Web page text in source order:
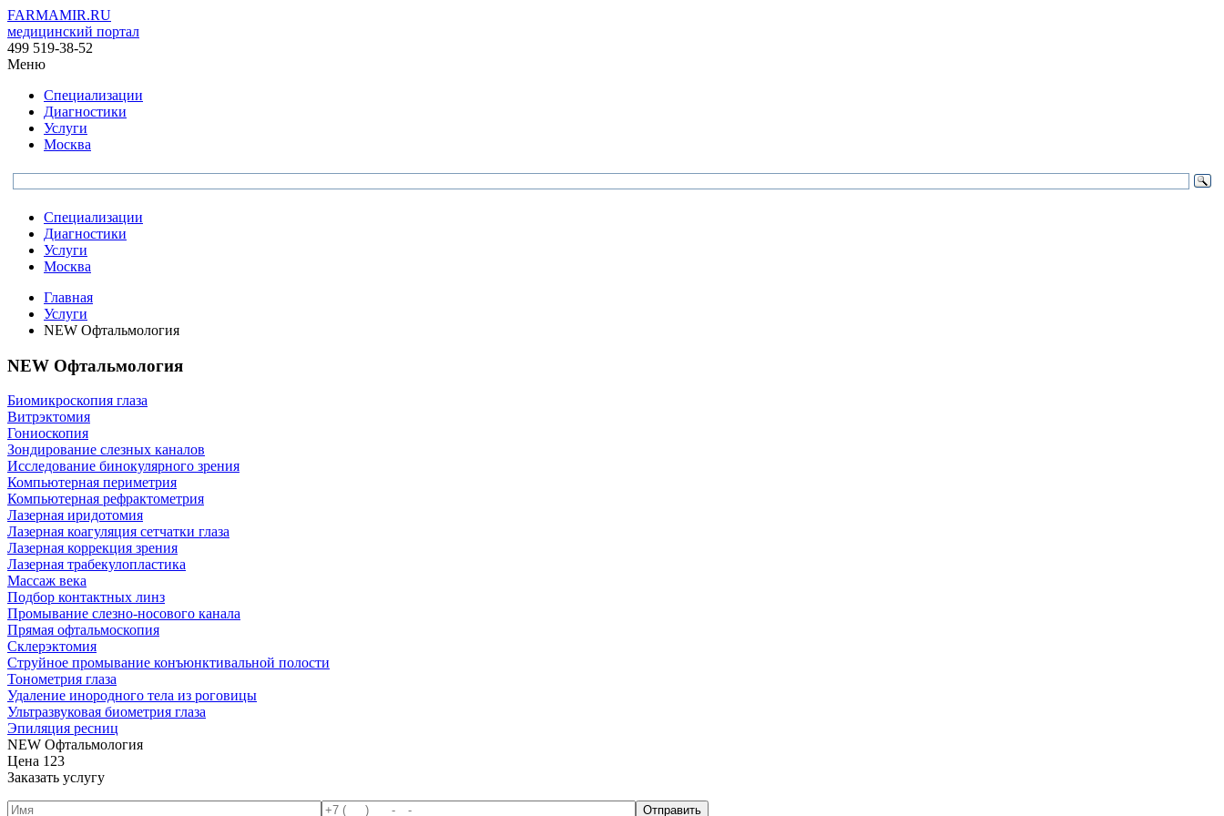
FARMAMIR.RU
медицинский портал
499 519-38-52
Меню
Специализации
Диагностики
Услуги
Москва
Специализации
Диагностики
Услуги
Москва
Главная
Услуги
NEW Офтальмология
NEW Офтальмология
Биомикроскопия глаза
Витрэктомия
Гониоскопия
Зондирование слезных каналов
Исследование бинокулярного зрения
Компьютерная периметрия
Компьютерная рефрактометрия
Лазерная иридотомия
Лазерная коагуляция сетчатки глаза
Лазерная коррекция зрения
Лазерная трабекулопластика
Массаж века
Подбор контактных линз
Промывание слезно-носового канала
Прямая офтальмоскопия
Склерэктомия
Струйное промывание конъюнктивальной полости
Тонометрия глаза
Удаление инородного тела из роговицы
Ультразвуковая биометрия глаза
Эпиляция ресниц
NEW Офтальмология
Цена 123
Заказать услугу